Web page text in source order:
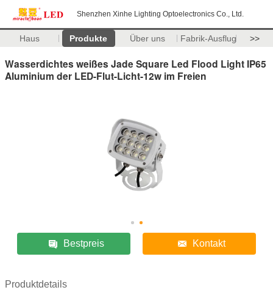
Shenzhen Xinhe Lighting Optoelectronics Co., Ltd.
Haus Produkte Über uns Fabrik-Ausflug >>
Wasserdichtes weißes Jade Square Led Flood Light IP65
Aluminium der LED-Flut-Licht-12w im Freien
Bestpreis Kontakt
Produktdetails